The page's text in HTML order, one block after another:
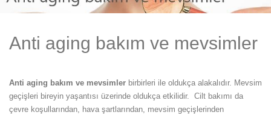
Anti aging bakım ve mevsimler
Anti aging bakım ve mevsimler birbirleri ile oldukça alakalıdır. Mevsim
geçişleri bireyin yaşantısı üzerinde oldukça etkilidir. Cilt bakımı da
çevre koşullarından, hava şartlarından, mevsim geçişlerinden